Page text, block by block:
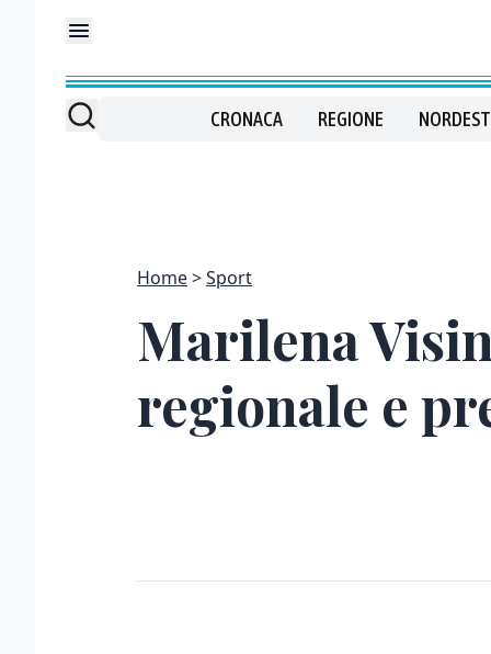
CRONACA REGIONE NORDEST
Home Sport
Marilena
regionale e